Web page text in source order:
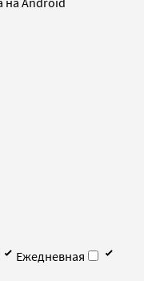
Ежедневная